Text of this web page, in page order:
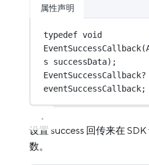
属性声明
typedef void
EventSuccessCallback(
s successData);
EventSuccessCallback?
eventSuccessCallback;
设置 success 回传来在
数。